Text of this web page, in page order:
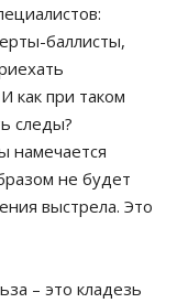
баллисты,
как при таком
следы?
намечается
не будет
выстрела. Это
– это кладезь